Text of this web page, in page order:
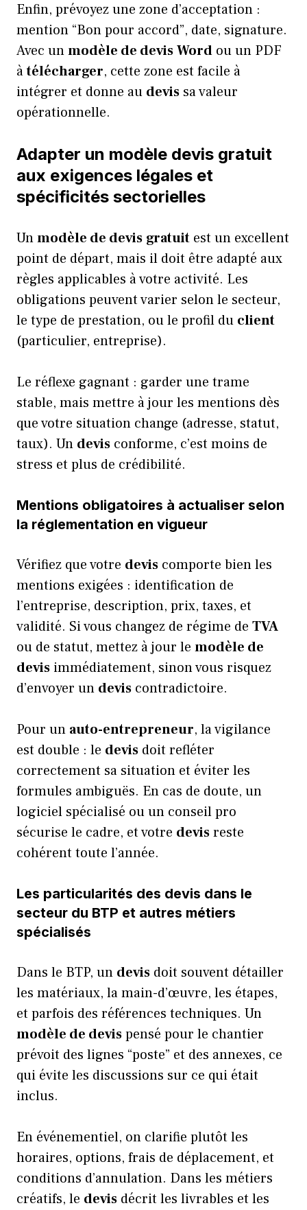
Enfin, prévoyez une zone d’acceptation :
mention “Bon pour accord”, date, signature.
Avec unmodèle de devisWord ou un PDF
àtélécharger, cette zone est facile à
intégrer et donne au devis sa valeur
opérationnelle.
Adapter un modèle devis gratuit
aux exigences légales et
spécificités sectorielles
Unmodèle de devis gratuit est un excellent
point de départ, mais il doit être adapté aux
règles applicables à votre activité. Les
obligations peuvent varier selon le secteur,
le type de prestation, ou le profil du client
(particulier, entreprise).
Le réflexe gagnant : garder une trame
stable, mais mettre à jour les mentions dès
que votre situation change (adresse, statut,
taux). Un devis conforme, c’est moins de
stress et plus de crédibilité.
Mentions obligatoires à actualiser selon
la réglementation en vigueur
Vérifiez que votre devis comporte bien les
mentions exigées : identification de
l’entreprise, description, prix, taxes, et
validité. Si vous changez de régime de TVA
ou de statut, mettez à jour le modèle de
devis immédiatement, sinon vous risquez
d’envoyer un devis contradictoire.
Pour un auto-entrepreneur, la vigilance
est double : le devis doit refléter
correctement sa situation et éviter les
formules ambiguës. En cas de doute, un
logiciel spécialisé ou un conseil pro
sécurise le cadre, et votre devisreste
cohérent toute l’année.
Les particularités des devis dans le
secteur du BTP et autres métiers
spécialisés
Dans le BTP, un devis doit souvent détailler
les matériaux, la main-d’œuvre, les étapes,
et parfois des références techniques. Un
modèle de devispensé pour le chantier
prévoit des lignes “poste” et des annexes, ce
qui évite les discussions sur ce qui était
inclus.
En événementiel, on clarifie plutôt les
horaires, options, frais de déplacement, et
conditions d’annulation. Dans les métiers
créatifs, le devis décrit les livrables et les